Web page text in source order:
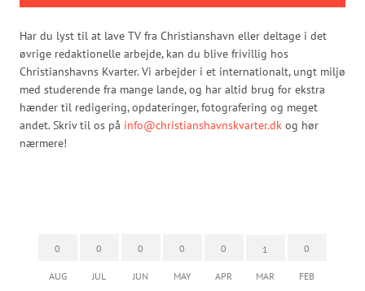
Har du lyst til at lave TV fra Christianshavn eller deltage i det
øvrige redaktionelle arbejde, kan du blive frivillig hos
Christianshavns Kvarter. Vi arbejder i et internationalt, ungt miljø
med studerende fra mange lande, og har altid brug for ekstra
hænder til redigering, opdateringer, fotografering og meget
andet. Skriv til os på info@christianshavnskvarter.dk og hør
nærmere!
0
AUG
0
JUL
0
JUN
0
MAY
0
APR
1
MAR
0
FEB